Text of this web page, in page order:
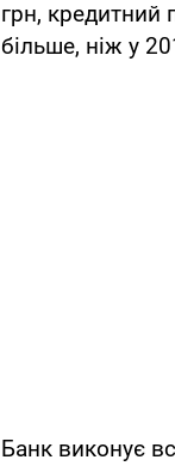
грн,
більше, ніж у
Банк виконує